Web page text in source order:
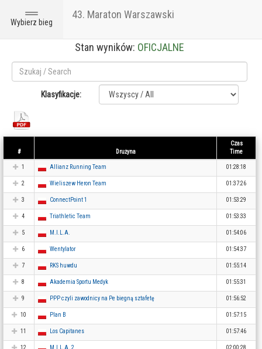
Toggle
navigation
Wybierz bieg
43. Maraton Warszawski
Stan wyników: OFICJALNE
Klasyfikacje:
# Drużyna
Czas
Time
1 Allianz Running Team 01:28:18
2 Wieliszew Heron Team 01:37:26
3 ConnectPoint 1 01:53:29
4 Triathletic Team 01:53:33
5 M.I.L.A. 01:54:06
6 Wentylator 01:54:37
7 RKS huwdu 01:55:14
8 Akademia Sportu Medyk 01:55:31
9 PPP czyli zawodnicy na Pe biegną sztafetę 01:56:52
10 Plan B 01:57:15
11 Los Capitanes 01:57:46
12 M.I.L.A. 2 02:00:28